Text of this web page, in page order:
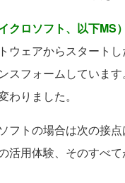
クロソフト、以下MS）
ウェアからスタート
スフォームしていま
わりました。
フトの場合は次の接
活用体験、そのすべ